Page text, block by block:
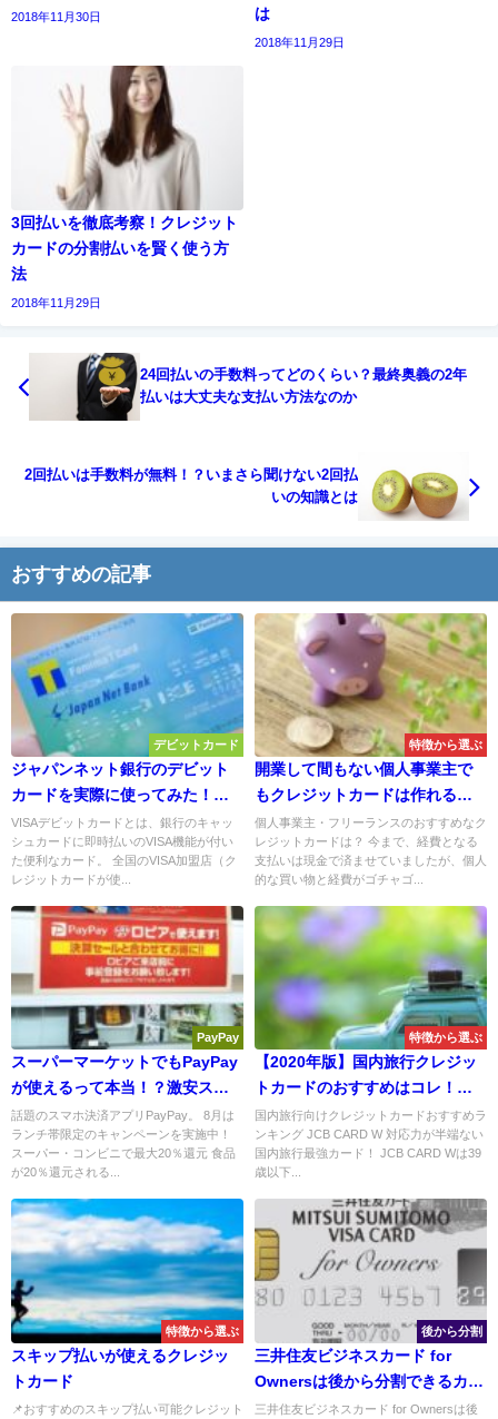
2018年11月30日
は
2018年11月29日
3回払いを徹底考察！クレジット
カードの分割払いを賢く使う方
法
2018年11月29日
24回払いの手数料ってどのくらい？最終奥義の2年
払いは大丈夫な支払い方法なのか
2回払いは手数料が無料！？いまさら聞けない2回払
いの知識とは
おすすめの記事
デビットカード
ジャパンネット銀行のデビット
カードを実際に使ってみた！使
い勝手の良さにビックリ！
VISAデビットカードとは、銀行のキャッ
シュカードに即時払いのVISA機能が付い
た便利なカード。 全国のVISA加盟店（ク
レジットカードが使...
特徴から選ぶ
開業して間もない個人事業主で
もクレジットカードは作れる？
審査が心配な方はビジネスカー
ドがおすすめ！
個人事業主・フリーランスのおすすめなク
レジットカードは？ 今まで、経費となる
支払いは現金で済ませていましたが、個人
的な買い物と経費がゴチャゴ...
PayPay
スーパーマーケットでもPayPay
が使えるって本当！？激安スー
パー体験談
話題のスマホ決済アプリPayPay。 8月は
ランチ帯限定のキャンペーンを実施中！
スーパー・コンビニで最大20％還元 食品
が20％還元される...
特徴から選ぶ
【2020年版】国内旅行クレジッ
トカードのおすすめはコレ！貯
まったポイントで旅行に行ける
カード徹底比較！
国内旅行向けクレジットカードおすすめラ
ンキング JCB CARD W 対応力が半端ない
国内旅行最強カード！ JCB CARD Wは39
歳以下...
特徴から選ぶ
スキップ払いが使えるクレジッ
トカード
📌おすすめのスキップ払い可能クレジット
後から分割
三井住友ビジネスカード for
Ownersは後から分割できるカー
ド？個人事業主におすすめな特
三井住友ビジネスカード for Ownersは後